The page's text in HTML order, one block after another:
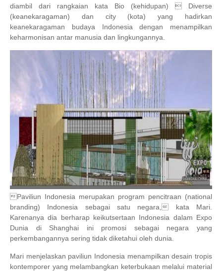
diambil dari rangkaian kata Bio (kehidupan)  Diverse
(keanekaragaman) dan city (kota) yang hadirkan
keanekaragaman
budaya Indonesia
dengan menampilkan
keharmonisan antar manusia dan lingkungannya.
Paviliun Indonesia merupakan program pencitraan (national
branding) Indonesia sebagai satu negara, kata Mari.
Karenanya dia berharap keikutsertaan Indonesia dalam Expo
Dunia di Shanghai ini promosi sebagai negara yang
perkembangannya sering tidak diketahui oleh dunia.
Mari menjelaskan paviliun Indonesia menampilkan desain tropis
kontemporer yang melambangkan keterbukaan melalui material